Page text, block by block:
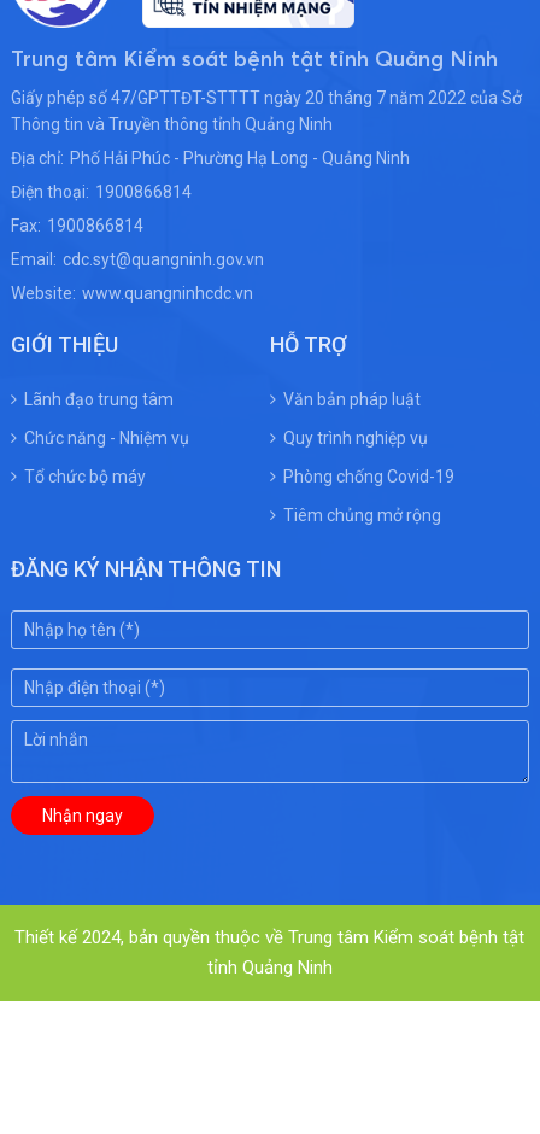
Trung tâm Kiểm soát bệnh tật tỉnh Quảng Ninh
Giấy phép số 47/GPTTĐT-STTTT ngày 20 tháng 7 năm 2022 của Sở
Thông tin và Truyền thông tỉnh Quảng Ninh
Địa chỉ: Phố Hải Phúc - Phường Hạ Long - Quảng Ninh
Điện thoại: 1900866814
Fax: 1900866814
Email: cdc.syt@quangninh.gov.vn
Website: www.quangninhcdc.vn
GIỚI THIỆU
Lãnh đạo trung tâm
Chức năng - Nhiệm vụ
Tổ chức bộ máy
HỖ TRỢ
Văn bản pháp luật
Quy trình nghiệp vụ
Phòng chống Covid-19
Tiêm chủng mở rộng
ĐĂNG KÝ NHẬN THÔNG TIN
Thiết kế 2024, bản quyền thuộc về Trung tâm Kiểm soát bệnh tật
tỉnh Quảng Ninh